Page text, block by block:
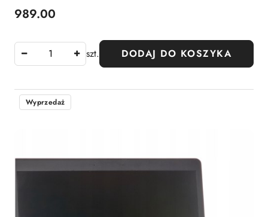
Cena:
989.00
szt. DODAJ DO KOSZYKA
Wyprzedaż